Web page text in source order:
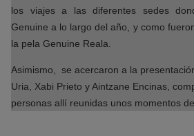
los viajes a las diferentes sedes
Genuine a lo largo del año, y como
la pela Genuine Reala.
Asimismo,
se acercaron a la
Uria, Xabi Prieto y Aintzane Encinas,
personas allí reunidas unos momentos